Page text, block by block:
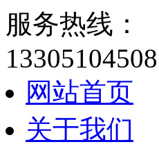
服务热线：
13305104508
网站首页
关于我们